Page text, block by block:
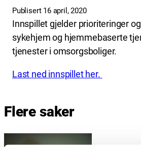
Publisert 16 april, 2020
Innspillet gjelder prioriteringer
sykehjem og hjemmebaserte
tjenester i omsorgsboliger.
Last ned innspillet her.
Flere saker